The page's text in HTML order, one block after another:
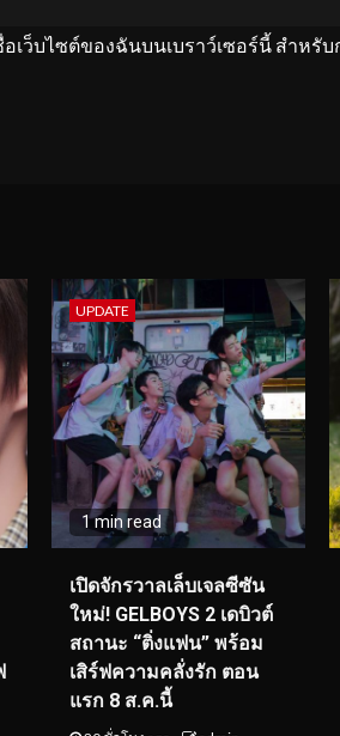
เว็บไซต์ของฉันบนเบราว์เซอร์นี้ สำหรั
UPDATE
1 min read
เปิดจักรวาลเล็บเจลซีซัน
ใหม่! GELBOYS 2 เดบิวต์
สถานะ “ติ่งแฟน” พร้อม
เสิร์ฟความคลั่งรัก ตอน
แรก 8 ส.ค.นี้